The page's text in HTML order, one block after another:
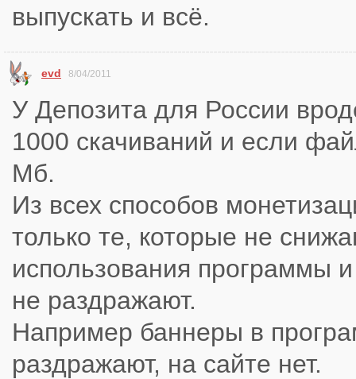
выпускать и всё.
evd 8/04/2011
У Депозита для России
1000 скачиваний и если
Мб.
Из всех способов
только те, которые не
использования программы
не раздражают.
Например баннеры в
раздражают, на сайте нет.